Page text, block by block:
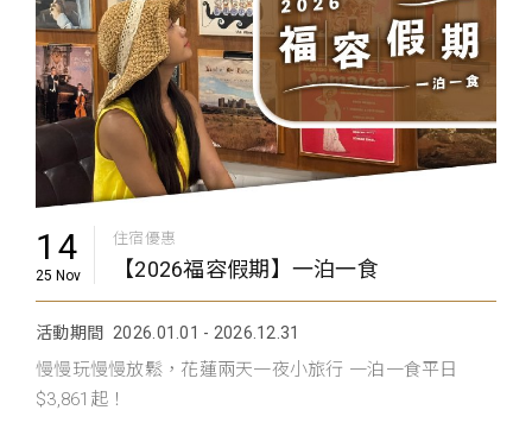
14
25 Nov
住宿優惠
【2026福容假期】一泊一食
活動期間 2026.01.01 - 2026.12.31
慢慢玩慢慢放鬆，花蓮兩天一夜小旅行 一泊一食平日
$3,861起！